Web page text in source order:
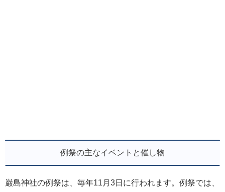
例祭の主なイベントと催し物
巌島神社の例祭は、毎年11月3日に行われます。例祭では、